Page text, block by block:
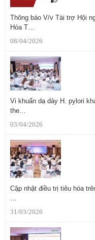
Thông báo V/v Tài trợ Hội
Hóa T…
08/04/2026
Vi khuẩn dạ dày H. pylori
the…
03/04/2026
Cập nhật điều trị tiêu hóa
31/03/2026